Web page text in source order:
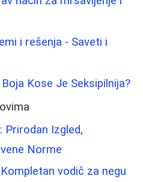
i rešenja - Saveti i
Kose Je Seksipilnija?
Prirodan Izgled,
Norme
vodič za negu